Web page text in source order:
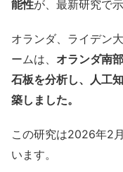
能性が、最新研究で
オランダ、ライデン
ームは、 オランダ南
石板を分析し、人工
築しました。
この研究は2026年2
います。